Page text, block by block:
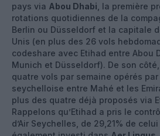
pays via Abou Dhabi , la première
rotations quotidiennes de la
Berlin ou Düsseldorf et la capitale
Unis (en plus des 26 vols
codeshare avec Etihad entre Abou
Munich et Düsseldorf). De son
quatre vols par semaine opérés
seychelloise entre Mahé et les
plus des quatre déjà proposés via
Rappelons qu’Etihad a pris le
d’Air Seychelles, de 29,21% de celui